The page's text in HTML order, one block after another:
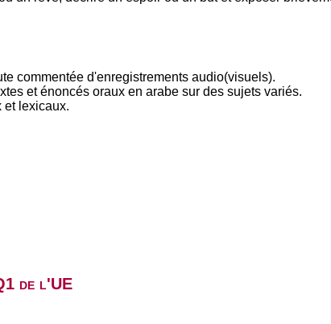
commentée d'enregistrements audio(visuels).
et énoncés oraux en arabe sur des sujets variés.
et lexicaux.
de l'UE